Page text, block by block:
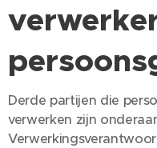
Derde partijen die
verwerken zijn